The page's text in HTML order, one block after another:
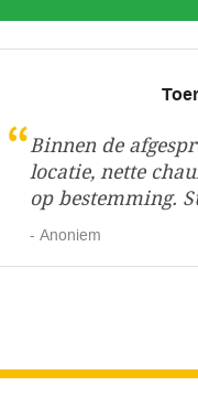
“Binnen de
locatie, nette
op bestemming.
- Anoniem